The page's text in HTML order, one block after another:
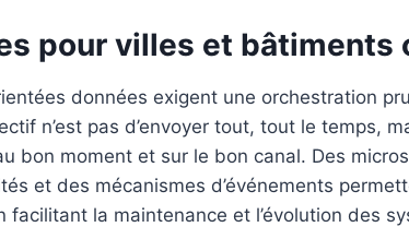
pour villes et bâtiments
données exigent une orchestration
n’est pas d’envoyer tout, tout le temps,
bon moment et sur le bon canal. Des
et des mécanismes d’événements
facilitant la maintenance et l’évolution des